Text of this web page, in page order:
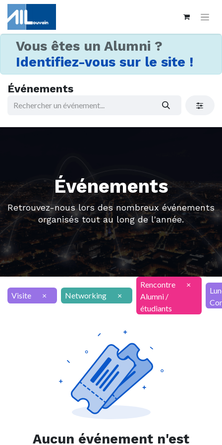
Vous êtes un Alumni ?
Identifiez-vous sur le site !
Événements
Événements
Retrouvez-nous lors des nombreux événements
organisés tout au long de l'année.
Visite × Networking ×
Rencontre
Alumni /
étudiants
×
Aucun événement n'est